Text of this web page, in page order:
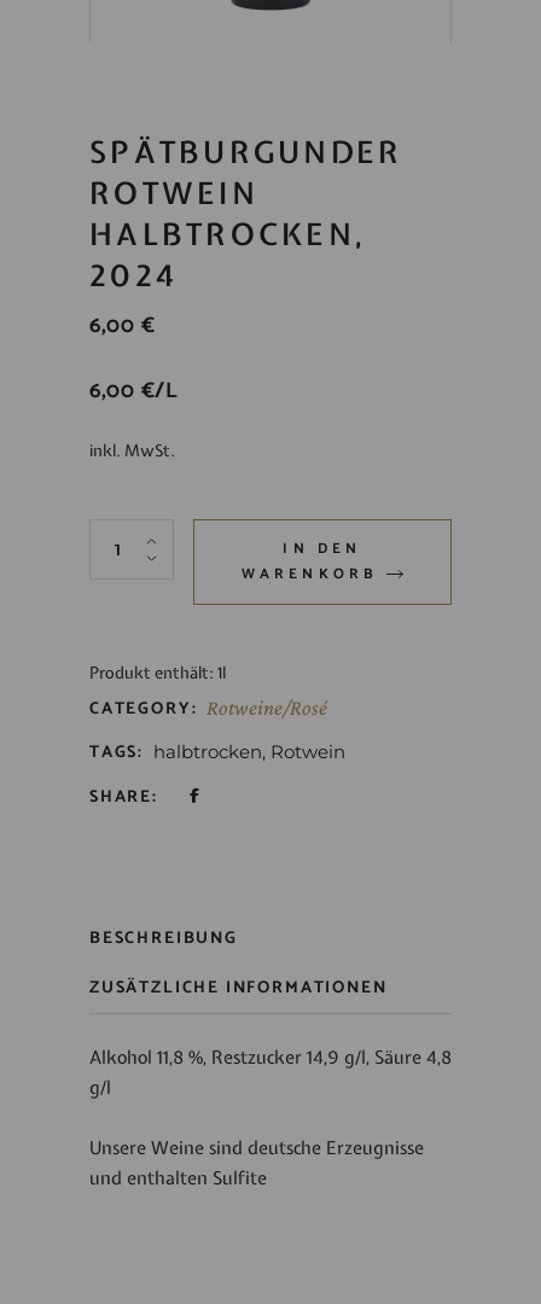
SPÄTBURGUNDER
ROTWEIN
HALBTROCKEN,
2024
6,00 €
6,00 €/L
inkl. MwSt.
Spätburgunder Rotwein halbtrocken, 2024
IN DEN
WARENKORB
Produkt enthält: 1l
CATEGORY: Rotweine/Rosé
TAGS: halbtrocken, Rotwein
SHARE:
BESCHREIBUNG
ZUSÄTZLICHE INFORMATIONEN
Alkohol 11,8 %, Restzucker 14,9 g/l, Säure 4,8
g/l
Unsere Weine sind deutsche Erzeugnisse
und enthalten Sulfite